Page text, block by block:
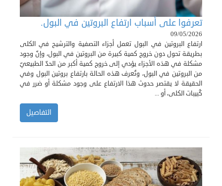
تعرفوا على أسباب ارتفاع البروتين في البول.
09/05/2026
ارتفاع البروتين في البول تعمل أجزاء التصفية والترشيح في الكلى
بطريقة تحول دون خروج كمية كبيرة من البروتين في البول، وإنّ وجود
مشكلة في هذه الأجزاء يؤدي إلى خروج كمية أكبر من الحدّ الطبيعيّ
من البروتين في البول، وتُعرف هذه الحالة بارتفاع بروتين البول وفي
الحقيقة لا يقتصر حدوث هذا الارتفاع على وجود مشكلة أو ضرر في
كُبيبات الكلى، أو ...
التفاصيل